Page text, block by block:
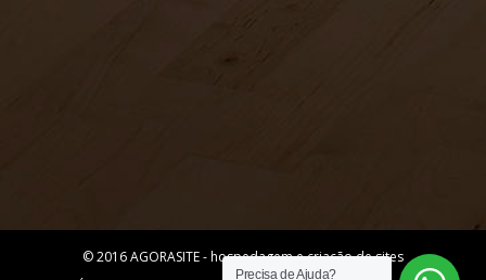
© 2016AGORASITE - hospedagem e criação de sites
Precisa de Ajuda?